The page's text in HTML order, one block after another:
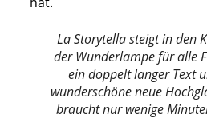
La Storytella steigt in den
der Wunderlampe für alle
ein doppelt langer Text
wunderschöne neue
braucht nur wenige